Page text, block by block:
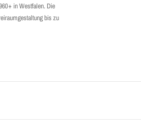
+ in Westfalen. Die
bis zu